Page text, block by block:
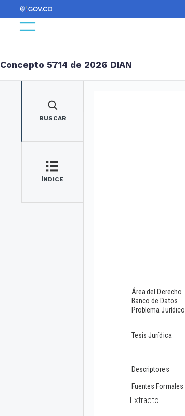
Concepto 5714 de 2026 DIAN
BUSCAR
ÍNDICE
Área del Derecho
Banco de Datos
Problema Jurídico
Tesis Jurídica
Descriptores
Fuentes Formales
Extracto